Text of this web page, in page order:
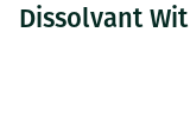
Dissolvant